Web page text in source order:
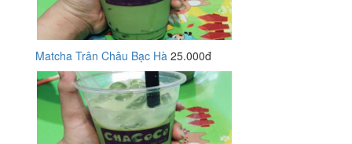
Matcha Trân Châu Bạc Hà 25.000đ